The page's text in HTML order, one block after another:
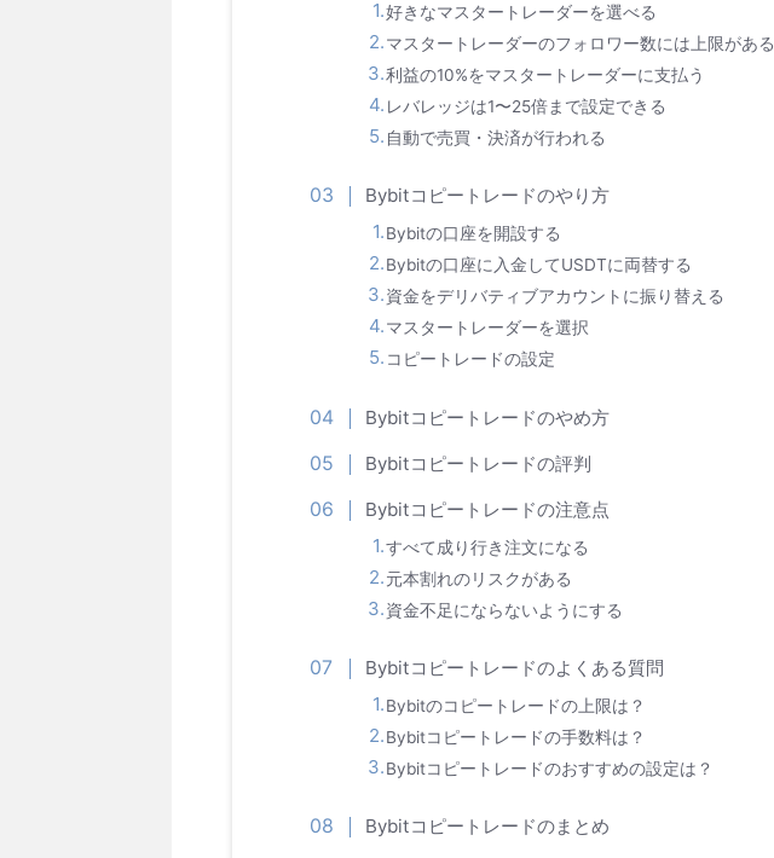
好きなマスタートレーダーを選べる
マスタートレーダーのフォロワー数には上限がある
利益の10%をマスタートレーダーに支払う
レバレッジは1〜25倍まで設定できる
自動で売買・決済が行われる
Bybitコピートレードのやり方
Bybitの口座を開設する
Bybitの口座に入金してUSDTに両替する
資金をデリバティブアカウントに振り替える
マスタートレーダーを選択
コピートレードの設定
Bybitコピートレードのやめ方
Bybitコピートレードの評判
Bybitコピートレードの注意点
すべて成り行き注文になる
元本割れのリスクがある
資金不足にならないようにする
Bybitコピートレードのよくある質問
Bybitのコピートレードの上限は？
Bybitコピートレードの手数料は？
Bybitコピートレードのおすすめの設定は？
Bybitコピートレードのまとめ